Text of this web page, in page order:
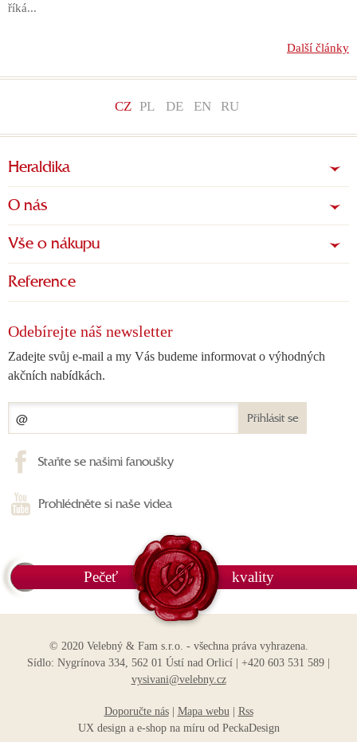
říká...
Další články
CZ PL DE EN RU
Heraldika
O nás
Vše o nákupu
Reference
Odebírejte náš newsletter
Zadejte svůj e-mail a my Vás budeme informovat o výhodných
akčních nabídkách.
Přihlásit se
Staňte se našimi fanoušky
Prohlédněte si naše videa
Pečeť kvality
© 2020 Velebný & Fam s.r.o. - všechna práva vyhrazena.
Sídlo: Nygrínova 334, 562 01 Ústí nad Orlicí | +420 603 531 589 |
vysivani@velebny.cz
Doporučte nás| Mapa webu | Rss
UX design a e-shop na míru od PeckaDesign